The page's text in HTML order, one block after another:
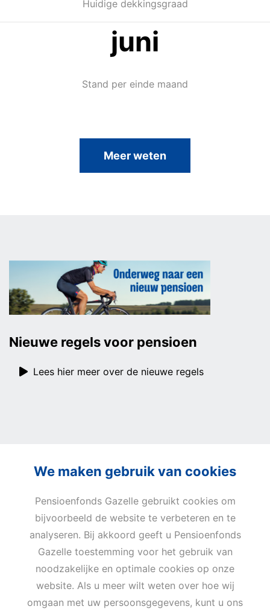
Huidige dekkingsgraad
juni
Stand per einde maand
Meer weten
Nieuwe regels voor pensioen
Lees hier meer over de nieuwe regels
Privacy
Cookie-instellingen
Email
info@pensioenfondsgazelle.com
Telefoon
088 60 60 281
We maken gebruik van cookies
Pensioenfonds Gazelle gebruikt cookies om
bijvoorbeeld de website te verbeteren en te
analyseren. Bij akkoord geeft u Pensioenfonds
Gazelle toestemming voor het gebruik van
noodzakelijke en optimale cookies op onze
website. Als u meer wilt weten over hoe wij
omgaan met uw persoonsgegevens, kunt u ons